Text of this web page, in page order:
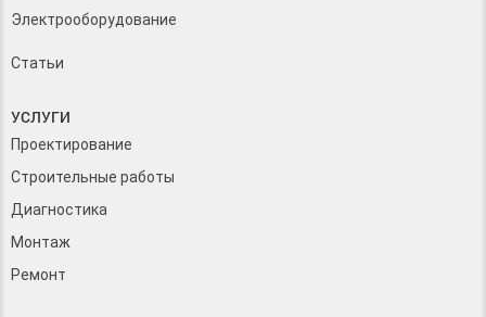
Электрооборудование
Статьи
УСЛУГИ
Проектирование
Строительные работы
Диагностика
Монтаж
Ремонт